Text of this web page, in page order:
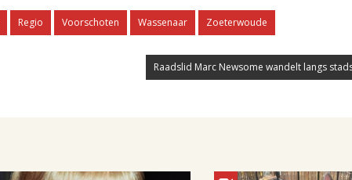
Regio Voorschoten Wassenaar Zoeterwoude
Raadslid Marc Newsome wandelt langs